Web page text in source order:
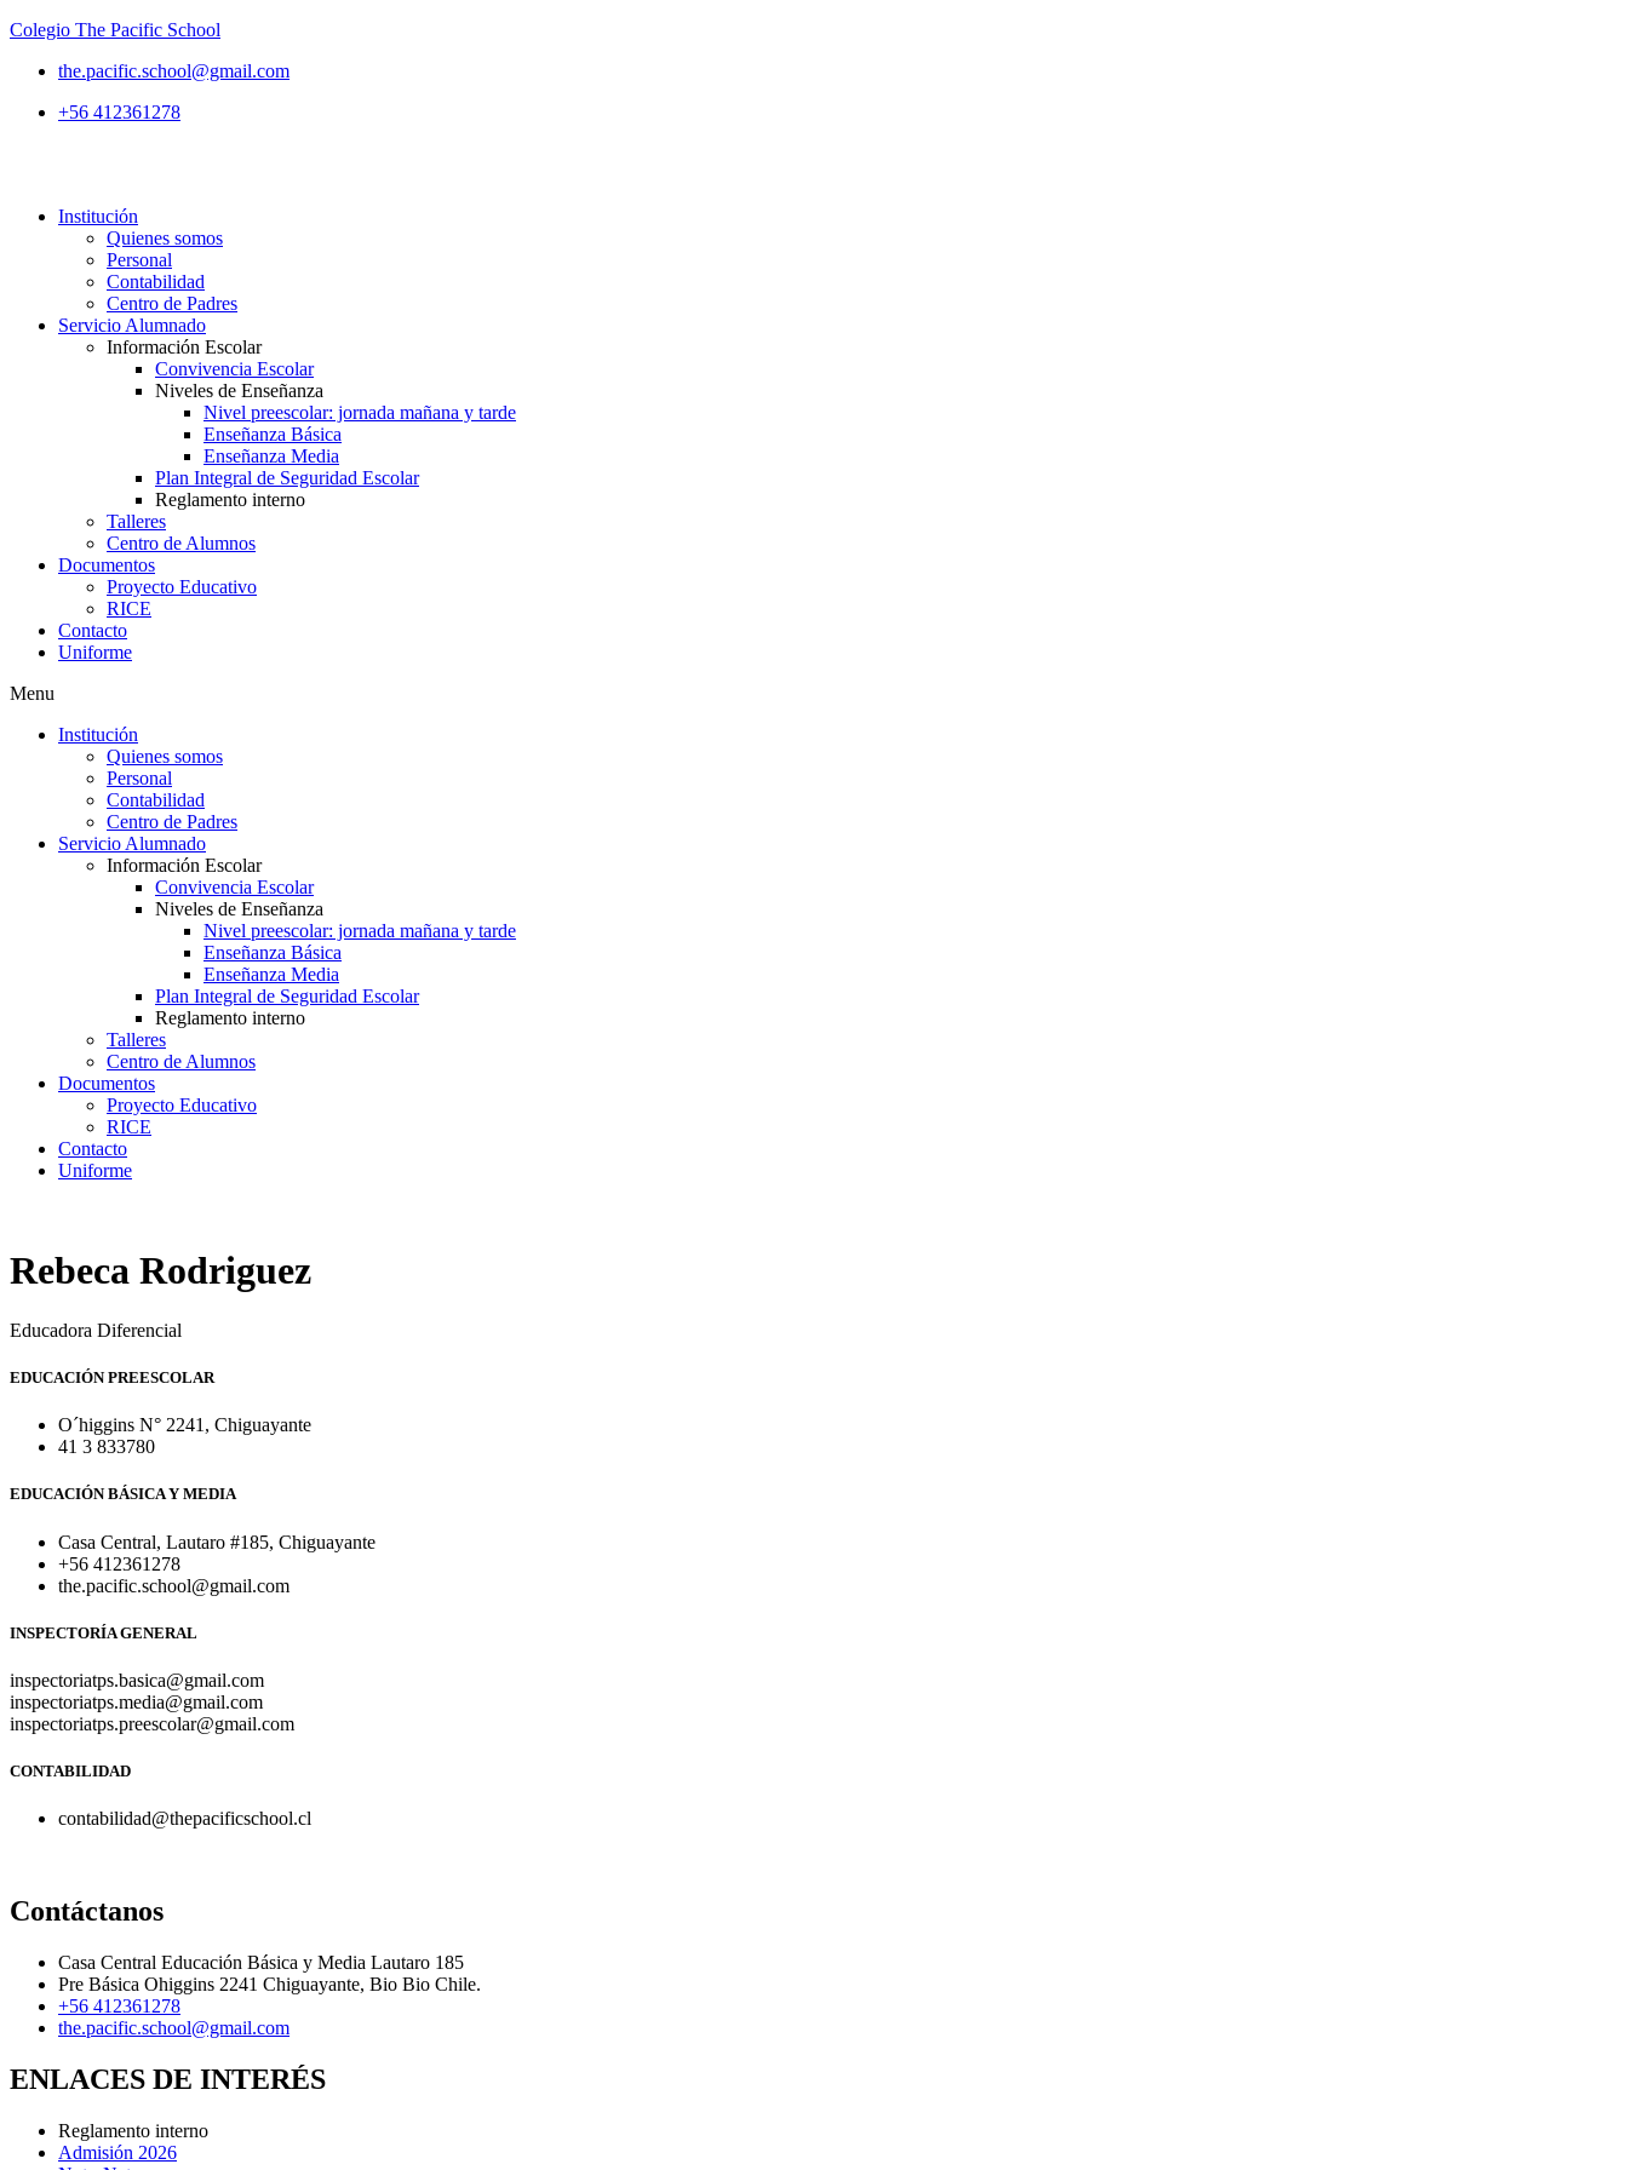
Colegio The Pacific School
the.pacific.school@gmail.com
+56 412361278
Institución
Quienes somos
Personal
Contabilidad
Centro de Padres
Servicio Alumnado
Información Escolar
Convivencia Escolar
Niveles de Enseñanza
Nivel preescolar: jornada mañana y tarde
Enseñanza Básica
Enseñanza Media
Plan Integral de Seguridad Escolar
Reglamento interno
Talleres
Centro de Alumnos
Documentos
Proyecto Educativo
RICE
Contacto
Uniforme
Menu
Institución
Quienes somos
Personal
Contabilidad
Centro de Padres
Servicio Alumnado
Información Escolar
Convivencia Escolar
Niveles de Enseñanza
Nivel preescolar: jornada mañana y tarde
Enseñanza Básica
Enseñanza Media
Plan Integral de Seguridad Escolar
Reglamento interno
Talleres
Centro de Alumnos
Documentos
Proyecto Educativo
RICE
Contacto
Uniforme
Rebeca Rodriguez
Educadora Diferencial
EDUCACIÓN PREESCOLAR
O´higgins N° 2241, Chiguayante
41 3 833780
EDUCACIÓN BÁSICA Y MEDIA
Casa Central, Lautaro #185, Chiguayante
+56 412361278
the.pacific.school@gmail.com
INSPECTORÍA GENERAL
inspectoriatps.basica@gmail.com
inspectoriatps.media@gmail.com
inspectoriatps.preescolar@gmail.com
CONTABILIDAD
contabilidad@thepacificschool.cl
Contáctanos
Casa Central Educación Básica y Media Lautaro 185
Pre Básica Ohiggins 2241 Chiguayante, Bio Bio Chile.
+56 412361278
the.pacific.school@gmail.com
ENLACES DE INTERÉS
Reglamento interno
Admisión 2026